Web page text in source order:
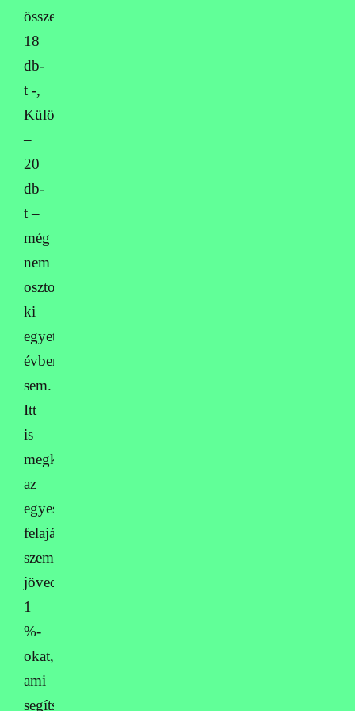
összesen
18
db-
t -,
Különdíjat
–
20
db-
t –
még
nem
osztottunk
ki
egyetlen
évben
sem.
Itt
is
megköszönjük
az
egyesületünknek
felajánlott
személyi
jövedelemadó
1
%-
okat,
ami
segítségével